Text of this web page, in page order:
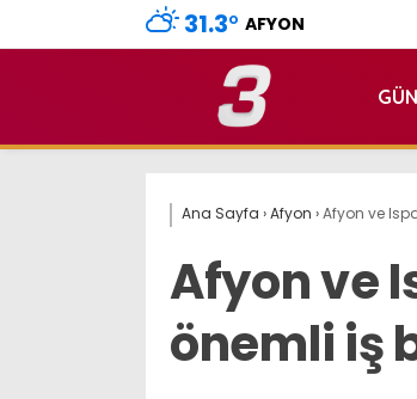
31.3° AFYON
Ana Sayfa ›Afyon ›Afyon ve
Afyon ve
önemli iş